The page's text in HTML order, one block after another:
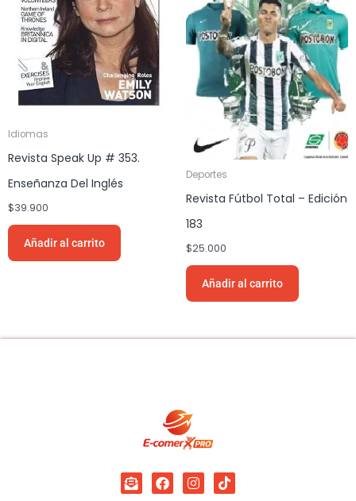
Idiomas
Revista Speak Up # 353.
Enseñanza Del Inglés
$39.900
Añadir al carrito
Deportes
Revista Fútbol Total – Edición
183
$25.000
Añadir al carrito